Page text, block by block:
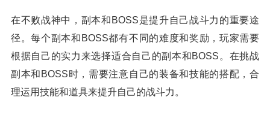
在不败战神中，副本和BOSS是提升自己战斗力的重要途
径。每个副本和BOSS都有不同的难度和奖励，玩家需要
根据自己的实力来选择适合自己的副本和BOSS。在挑战
副本和BOSS时，需要注意自己的装备和技能的搭配，合
理运用技能和道具来提升自己的战斗力。